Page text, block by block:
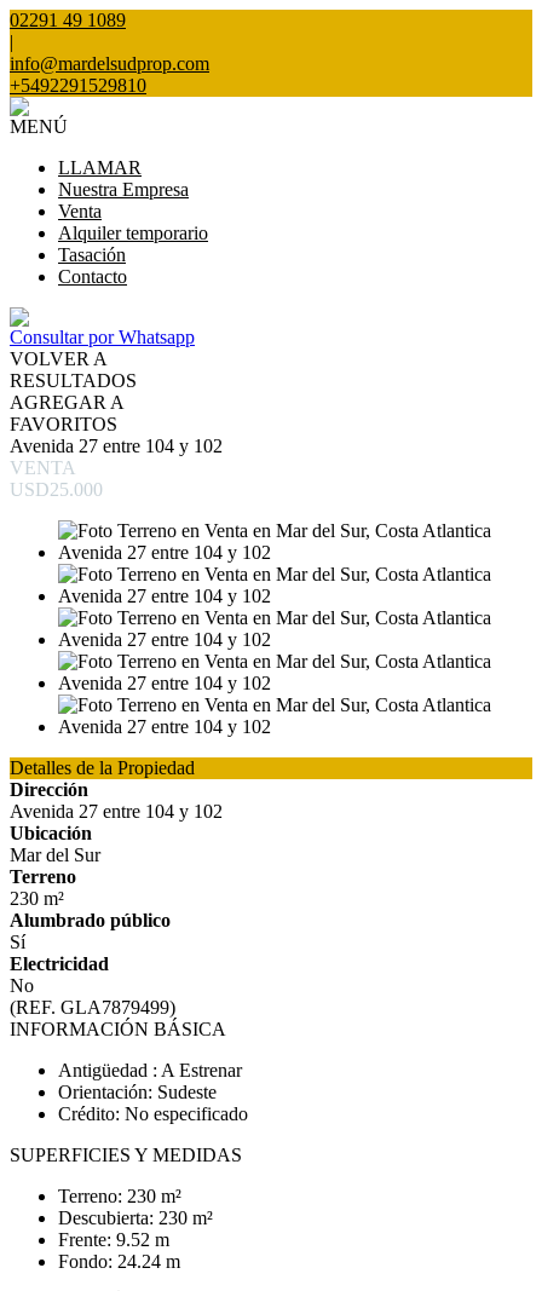
02291 49 1089
|
info@mardelsudprop.com
+5492291529810
MENÚ
LLAMAR
Nuestra Empresa
Venta
Alquiler temporario
Tasación
Contacto
Consultar por Whatsapp
VOLVER A
RESULTADOS
AGREGAR A
FAVORITOS
Avenida 27 entre 104 y 102
VENTA
USD25.000
Detalles de la Propiedad
Dirección
Avenida 27 entre 104 y 102
Ubicación
Mar del Sur
Terreno
230 m²
Alumbrado público
Sí
Electricidad
No
(REF. GLA7879499)
INFORMACIÓN BÁSICA
Antigüedad : A Estrenar
Orientación: Sudeste
Crédito: No especificado
SUPERFICIES Y MEDIDAS
Terreno: 230 m²
Descubierta: 230 m²
Frente: 9.52 m
Fondo: 24.24 m